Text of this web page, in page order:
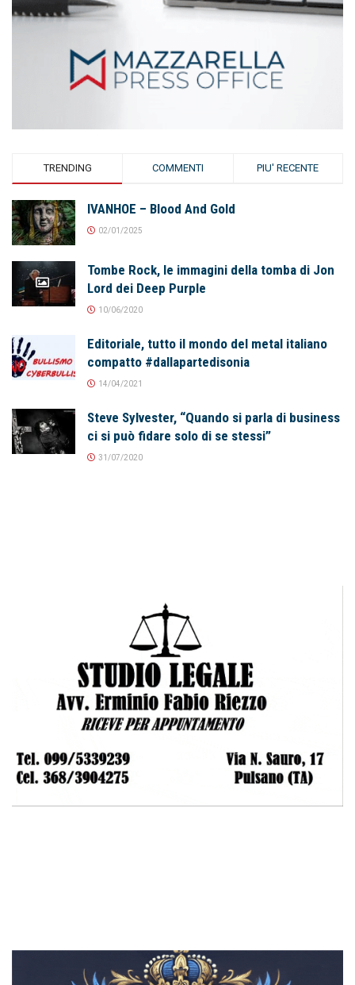
TRENDING COMMENTI PIU' RECENTE
IVANHOE – Blood And Gold
02/01/2025
Tombe Rock, le immagini della tomba di Jon
Lord dei Deep Purple
10/06/2020
Editoriale, tutto il mondo del metal italiano
compatto #dallapartedisonia
14/04/2021
Steve Sylvester, “Quando si parla di business
ci si può fidare solo di se stessi”
31/07/2020